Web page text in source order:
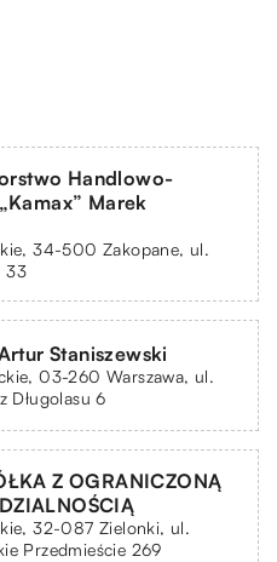
Handlowo-
Marek
34-500 Zakopane, ul.
33
Staniszewski
03-260 Warszawa, ul.
Długolasu 6
Z OGRANICZONĄ
32-087 Zielonki, ul.
Przedmieście 269